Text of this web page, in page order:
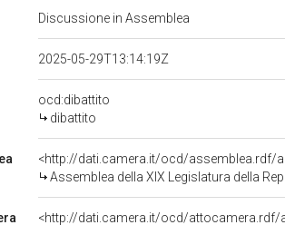
Discussione in Assemblea
2025-05-29T13:14:19Z
ocd:dibattito
dibattito
<http://dati.camera.it/ocd/assemblea.rdf/
Assemblea della XIX Legislatura della
<http://dati.camera.it/ocd/attocamera.rdf/